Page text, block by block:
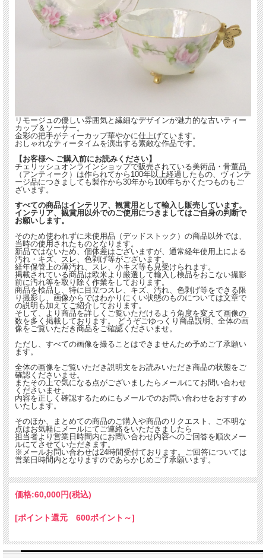
France リモージュのローズ ティーカップ。
アンティーク・ヴィンテージティーカップ＆ソーサー。
マットなピンクとクリーム色の下地手描きのローズピンクが丁寧に描かれたティー
三つ足付きで取っ手のデザインのデザインが特徴のおしゃれな雰囲気のカップ＆ソ
直径：約13.7cm
【状態】
金彩のスレがありますが、ヒビ欠けもなく良い状態のお品となります。
経年使用上、保管上の小キズ、薄汚れ、スレ等は新品（デッドストック品）をのぞ
いてはアンティーク品の味わいとしてご了承願います。また、製作時のくっつき、
小さな穴、色の付着等がある場合がございますのでこちらも古いものをご理解いた
■当方で扱うアンティーク商品、ヴィンテージ品はすべてインテリアとして輸入し
ております。
コレクションとして飾ってお楽しみください。
【刻印（バックスタンプ）】
リモージュの優しい雰囲気と繊細なデザインが魅力的な古いティー
カップ＆ソーサー。
金彩の把手がティーカップ華やかに仕上げています。
おしゃれなティータイムを演出する素敵な作品です。
【お客様へ ご購入前にお読みください】
チェリッシュオンラインショップで販売されている美術品・骨董品
（アンティーク）は作られてから100年以上経過したもの、ヴィンテ
ージ品につきましても製作から30年から100年ちかくたつものもご
ざいます。
すべての商品はインテリア、観賞用として輸入し販売しています。
インテリア、観賞用以外でのご使用につきましてはご自身の判断で
お願いします。
そのため使われずに未使用品（デッドストック）の商品以外では、
当時の使用されたものとなります。
新品ではないため、個体差はございますが、通常経年使用上による
汚れ・キズ、スレ、色剥げ等がございます。
経年保管上の薄汚れ、スレ、小キズ等も見受けられます。
掲載されている商品は欧米より厳選して輸入し検品をおこない撮影
前に汚れ等を取り除く作業をしております。
商品を検品し、特に目立つスレ、キズ、汚れ、色剥げ等をできる限
り撮影し、画像からではわかりにくい状態のものについては文章で
の説明も加えてご紹介しております。
そして、より商品を詳しくご覧いただけるよう角度を変えて画像の
数を多く掲載しております。 どうぞごゆっくり商品説明、全体の画
像をご覧いただき商品をご確認くださいませ。
ただし、すべての画像を撮ることはできませんため予めご了承願い
ます。
全体の画像をご覧いただき説明文をお読みいただき商品の状態をご
確認くださいませ。
またその上で気になる点がございましたらメールにてお問い合わせ
くださいませ。
内容を正しく確認するためにもメールでのお問い合わせをおすすめ
いたします。
そのほか、まとめての商品のご購入や商品のリクエスト、ご不明な
点はお気軽にメールにてご連絡をいただきましたら
担当者より営業日時間内にお問い合わせ内容へのご回答を順次メー
ルにてさせていただきます。
※メールお問い合わせは24時間受付ております。ご回答については
営業日時間内となりますのであらかじめご了承願います。
価格:60,000円(税込)
[ポイント還元 600ポイント～]